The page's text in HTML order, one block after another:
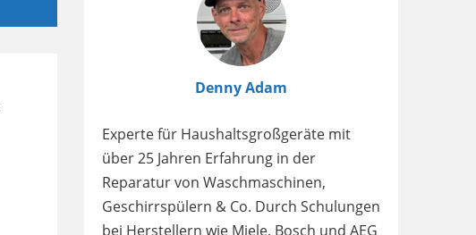
Denny Adam
Experte für Haushaltsgroßgeräte mit
über 25 Jahren Erfahrung in der
Reparatur von Waschmaschinen,
Geschirrspülern & Co. Durch Schulungen
bei Herstellern wie Miele, Bosch und AEG